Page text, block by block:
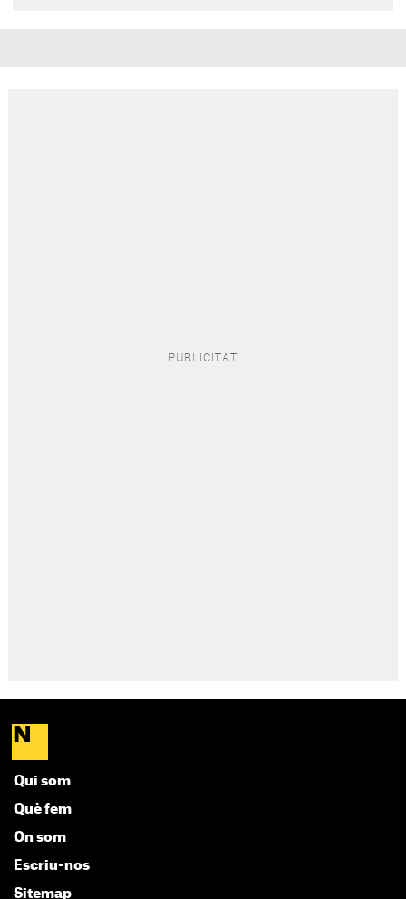
Qui som
Què fem
On som
Escriu-nos
Sitemap